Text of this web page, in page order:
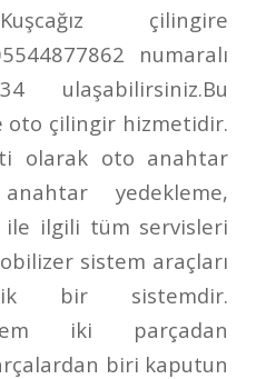
çilingire
numaralı
ulaşabilirsiniz.Bu
oto çilingir hizmetidir.
olarak oto anahtar
yedekleme,
ile ilgili tüm servisleri
sistem araçları
bir sistemdir.
iki parçadan
biri kaputun